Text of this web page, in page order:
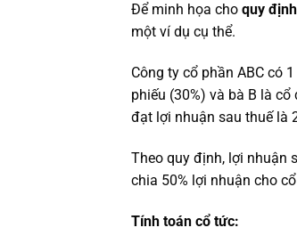
Để minh họa cho quy
một ví dụ cụ thể.
Công ty cổ phần ABC có
phiếu (30%) và bà B là
đạt lợi nhuận sau thuế là
Theo quy định, lợi nhuận
chia 50% lợi nhuận cho
Tính toán cổ tức: